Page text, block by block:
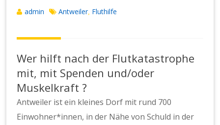
admin Antweiler, Fluthilfe
Wer hilft nach der Flutkatastrophe
mit, mit Spenden und/oder
Muskelkraft ?
Antweiler ist ein kleines Dorf mit rund 700
Einwohner*innen, in der Nähe von Schuld in der